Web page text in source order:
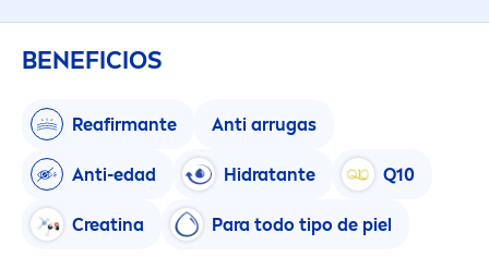
BENEFICIOS
Reafirmante Anti arrugas
Anti-edad Hidratante Q10
Creatina Para todo tipo de piel